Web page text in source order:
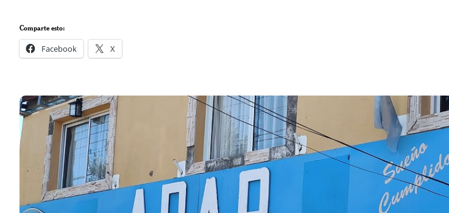
Comparte esto:
Facebook X